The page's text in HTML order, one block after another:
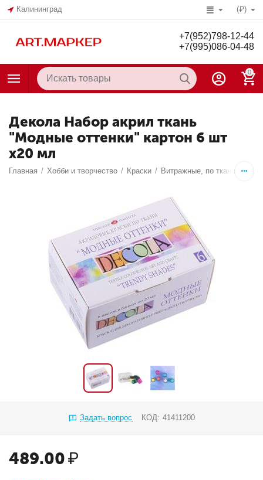
Калининград (₽)
+7(952)798-12-44
+7(995)086-04-48
0
Декола Набор акрил ткань
"Модные оттенки" картон 6 шт
х20 мл
Главная / Хобби и творчество / Краски / Витражные, по ткани,
Задать вопрос КОД: 41411200
489.00₽